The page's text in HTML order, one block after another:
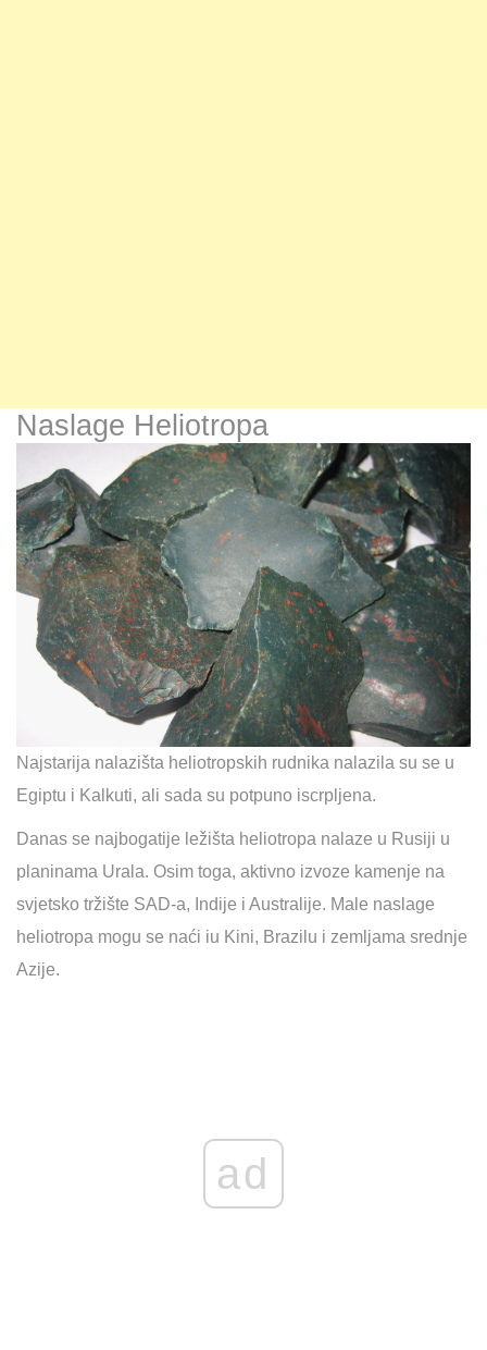
Naslage Heliotropa
Najstarija nalazišta heliotropskih rudnika nalazila su se u
Egiptu i Kalkuti, ali sada su potpuno iscrpljena.
Danas se najbogatije ležišta heliotropa nalaze u Rusiji u
planinama Urala. Osim toga, aktivno izvoze kamenje na
svjetsko tržište SAD-a, Indije i Australije. Male naslage
heliotropa mogu se naći iu Kini, Brazilu i zemljama srednje
Azije.
ad